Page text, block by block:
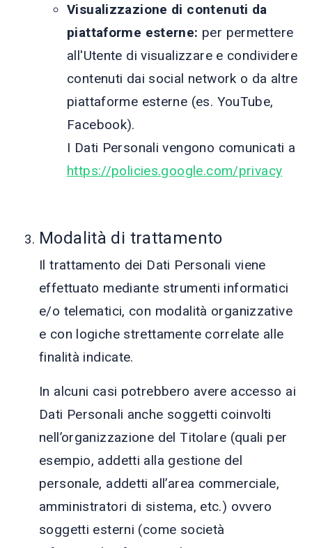
Visualizzazione di contenuti da
piattaforme esterne: per permettere
all'Utente di visualizzare e condividere
contenuti dai social network o da altre
piattaforme esterne (es. YouTube,
Facebook).
I Dati Personali vengono comunicati a
https://policies.google.com/privacy
Modalità di trattamento
Il trattamento dei Dati Personali viene
effettuato mediante strumenti informatici
e/o telematici, con modalità organizzative
e con logiche strettamente correlate alle
finalità indicate.
In alcuni casi potrebbero avere accesso ai
Dati Personali anche soggetti coinvolti
nell’organizzazione del Titolare (quali per
esempio, addetti alla gestione del
personale, addetti all’area commerciale,
amministratori di sistema, etc.) ovvero
soggetti esterni (come società